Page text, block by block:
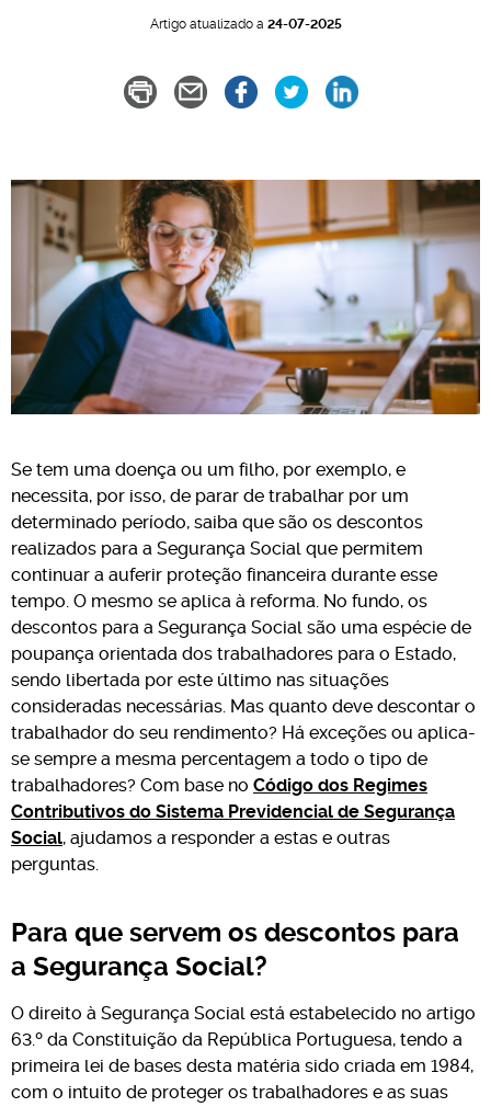
Artigo atualizado a 24-07-2025
Se tem uma doença ou um filho, por exemplo, e
necessita, por isso, de parar de trabalhar por um
determinado período, saiba que são os descontos
realizados para a Segurança Social que permitem
continuar a auferir proteção financeira durante esse
tempo. O mesmo se aplica à reforma. No fundo, os
descontos para a Segurança Social são uma espécie de
poupança orientada dos trabalhadores para o Estado,
sendo libertada por este último nas situações
consideradas necessárias. Mas quanto deve descontar o
trabalhador do seu rendimento? Há exceções ou aplica-
se sempre a mesma percentagem a todo o tipo de
trabalhadores? Com base no Código dos Regimes
Contributivos do Sistema Previdencial de Segurança
Social, ajudamos a responder a estas e outras
perguntas.
Para que servem os descontos para
a Segurança Social?
O direito à Segurança Social está estabelecido no artigo
63.º da Constituição da República Portuguesa, tendo a
primeira lei de bases desta matéria sido criada em 1984,
com o intuito de proteger os trabalhadores e as suas